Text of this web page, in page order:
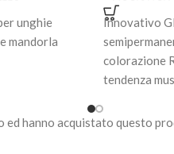
unghie
mandorla
Innovativo
colorazione
tendenza
hanno acquistato questo